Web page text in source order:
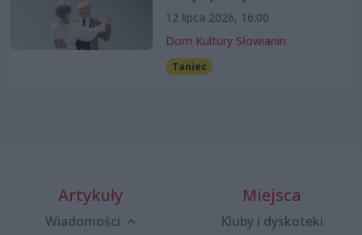
12 lipca 2026, 16:00
Dom Kultury Słowianin
Taniec
Artykuły
Wiadomości
Miejsca
Kluby i dyskoteki